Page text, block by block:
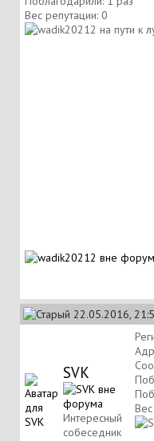
Вес репутации: 0
22.05.2016,
SVK
Интересный
собеседник